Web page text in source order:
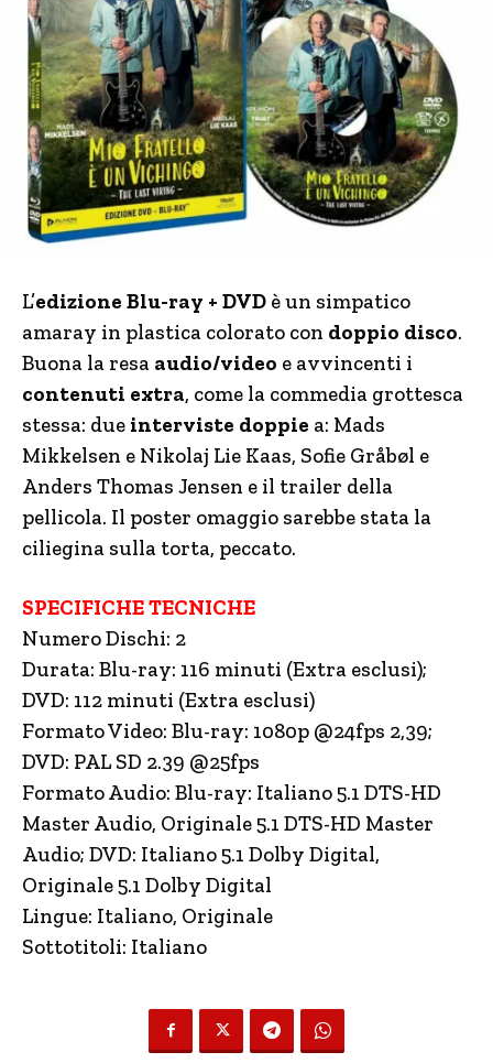
L’edizione Blu-ray + DVD è un simpatico
amaray in plastica colorato con doppio disco.
Buona la resa audio/video e avvincenti i
contenuti extra, come la commedia grottesca
stessa: due interviste doppie a: Mads
Mikkelsen e Nikolaj Lie Kaas, Sofie Gråbøl e
Anders Thomas Jensen e il trailer della
pellicola. Il poster omaggio sarebbe stata la
ciliegina sulla torta, peccato.
SPECIFICHE TECNICHE
Numero Dischi: 2
Durata: Blu-ray: 116 minuti (Extra esclusi);
DVD: 112 minuti (Extra esclusi)
Formato Video: Blu-ray: 1080p @24fps 2,39;
DVD: PAL SD 2.39 @25fps
Formato Audio: Blu-ray: Italiano 5.1 DTS-HD
Master Audio, Originale 5.1 DTS-HD Master
Audio; DVD: Italiano 5.1 Dolby Digital,
Originale 5.1 Dolby Digital
Lingue: Italiano, Originale
Sottotitoli: Italiano